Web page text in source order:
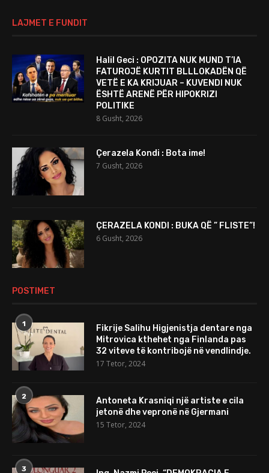
LAJMET E FUNDIT
Halil Geci : OPOZITA NUK MUND T’IA
FATUROJË KURTIT BLLLOKADËN QË
VETË E KA KRIJUAR – KUVENDI NUK
ËSHTË ARENË PËR HIPOKRIZI
POLITIKE
8 Gusht, 2026
Çerazela Kondi : Bota ime!
7 Gusht, 2026
ÇERAZELA KONDI : BUKA QË ” FLISTE”!
6 Gusht, 2026
POSTIMET
1
Fikrije Salihu Higjenistja dentare nga
Mitrovica kthehet nga Finlanda pas
32 viteve të kontribojë në vendlindje.
17 Tetor, 2024
2
Antoneta Krasniqi një artiste e cila
jetonë dhe vepronë në Gjermani
15 Tetor, 2024
3